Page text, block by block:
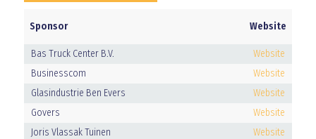
Sponsor Website
Bas Truck Center B.V.
Website
Businesscom
Website
Glasindustrie Ben Evers
Website
Govers
Website
Joris Vlassak Tuinen
Website